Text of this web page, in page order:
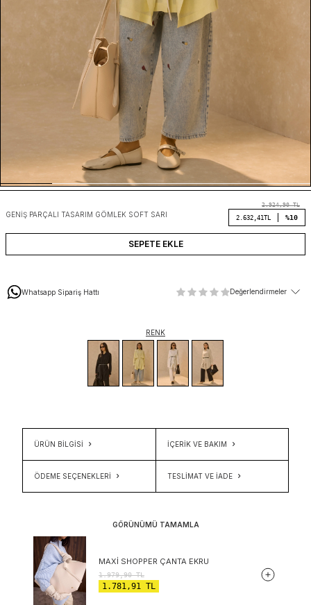
GENIŞ PARÇALI TASARIM GÖMLEK SOFT SARI
2.924,90TL
2.632,41 TL %10
SEPETE EKLE
Whatsapp Sipariş Hattı Değerlendirmeler
RENK
ÜRÜN BİLGİSİ İÇERIK VE BAKIM
ÖDEME SEÇENEKLERI TESLIMAT VE İADE
GÖRÜNÜMÜ TAMAMLA
MAXI SHOPPER ÇANTA EKRU
1.979,90TL
1.781,91 TL